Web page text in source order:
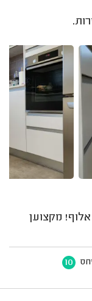
מקצוען
10